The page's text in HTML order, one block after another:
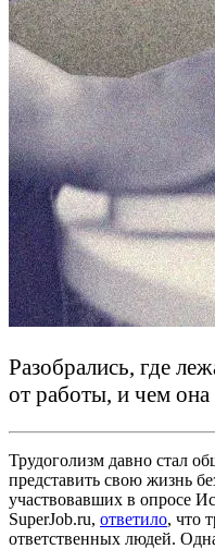
Разобрались, где
от работы, и чем она
Трудоголизм давно стал
представить свою жизнь
участвовавших в опросе
SuperJob.ru, ответило, что
ответственных людей.